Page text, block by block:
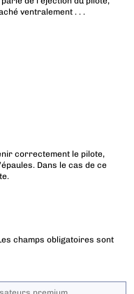
ventralement . . .
correctement le pilote,
Dans le cas de ce
champs obligatoires sont